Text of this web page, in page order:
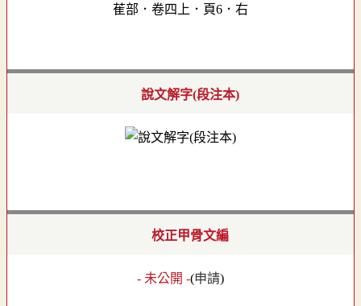
萑部．卷四上．頁6．右
說文解字(段注本)
校正甲骨文編
- 未公開 -(申請)